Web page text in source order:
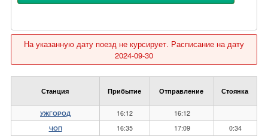
На указанную дату поезд не курсирует. Расписание на дату
2024-09-30
Станция Прибытие Отправление Стоянка
УЖГОРОД 16:12 16:12
ЧОП 16:35 17:09 0:34